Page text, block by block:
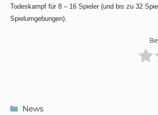
Todeskampf für 8 – 16 Spieler (und bis zu 32
Spielumgebungen).
Kategorien
News